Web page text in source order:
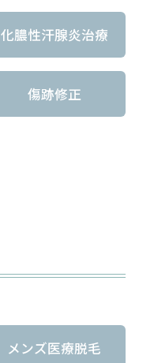
化膿性汗腺炎治療
傷跡修正
メンズ医療脱毛